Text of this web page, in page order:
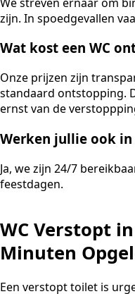
zijn. In spoedgevallen
Wat kost een WC
Onze prijzen zijn
standaard ontstopping.
ernst van de
Werken jullie ook
Ja, we zijn 24/7
feestdagen.
WC Verstopt
Minuten
Een verstopt toilet is